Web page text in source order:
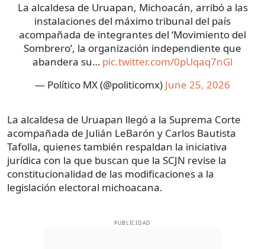
La alcaldesa de Uruapan, Michoacán, arribó a las
instalaciones del máximo tribunal del país
acompañada de integrantes del ‘Movimiento del
Sombrero’, la organización independiente que
abandera su… pic.twitter.com/0pUqaq7nGl
— Político MX (@politicomx) June 25, 2026
La alcaldesa de Uruapan llegó a la Suprema Corte
acompañada de Julián LeBarón y Carlos Bautista
Tafolla, quienes también respaldan la iniciativa
jurídica con la que buscan que la SCJN revise la
constitucionalidad de las modificaciones a la
legislación electoral michoacana.
PUBLICIDAD